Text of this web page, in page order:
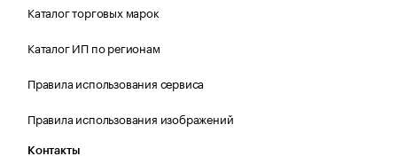
Каталог торговых марок
Каталог ИП по регионам
Правила использования сервиса
Правила использования изображений
Контакты